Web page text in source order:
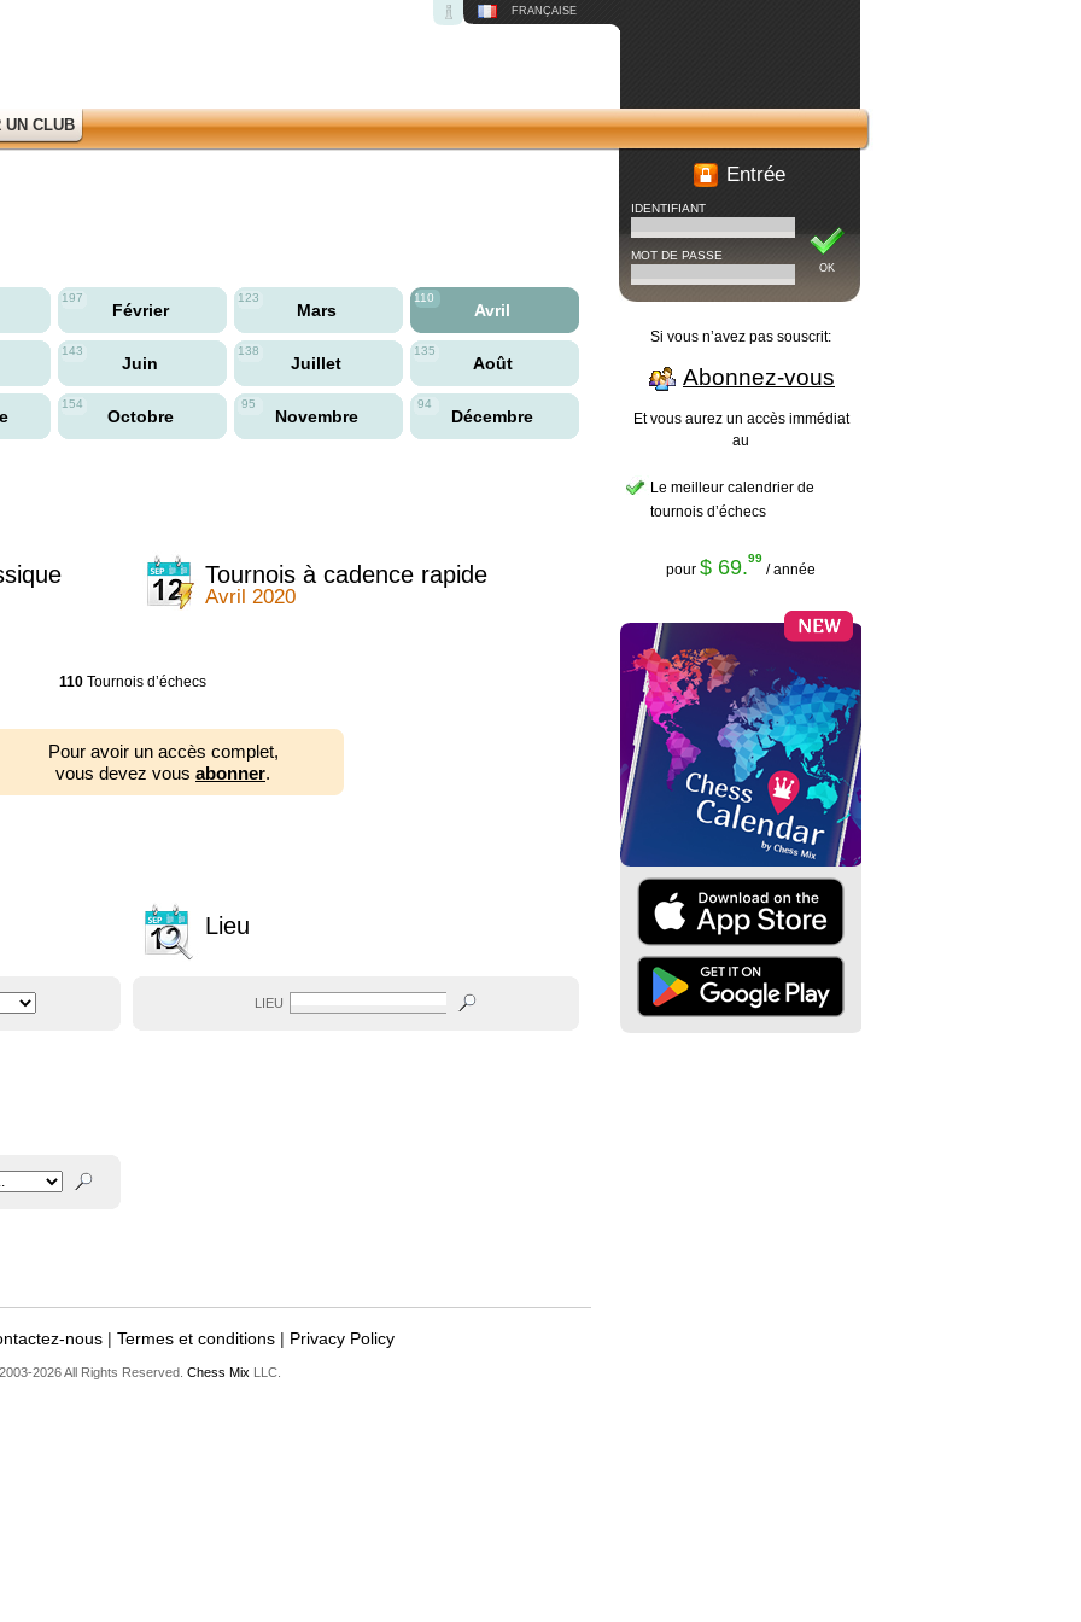
FRANÇAISE
UN CLUB
197
Février
123
Mars
110
Avril
143
Juin
138
Juillet
135
Août
154
Octobre
95
Novembre
94
Décembre
Tournois à cadence rapide
Avril 2020
110 Tournois d’échecs
Pour avoir un accès complet,
vous devez vous abonner.
Lieu
LIEU
nous| Termes et conditions| Privacy Policy
2026 All Rights Reserved. Chess Mix LLC.
Entrée
OK
IDENTIFIANT
MOT DE PASSE
Si vous n’avez pas souscrit:
Abonnez-vous
Et vous aurez un accès immédiat
au
Le meilleur calendrier de
tournois d’échecs
pour $ 69.99
/ année